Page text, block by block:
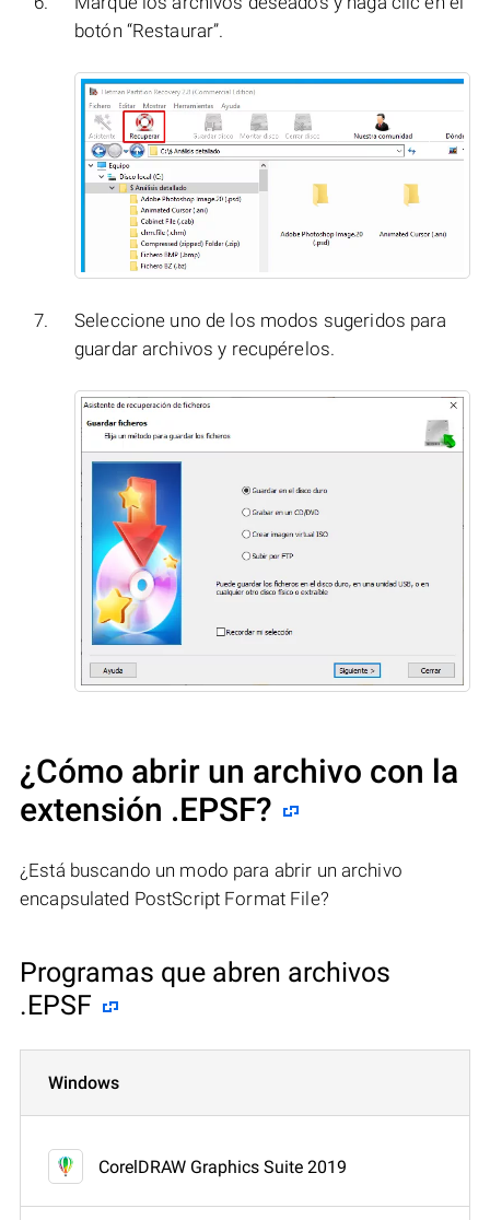
botón “Restaurar”.
Seleccione uno de los modos sugeridos para
guardar archivos y recupérelos.
¿Cómo abrir un archivo con la
extensión .EPSF?
¿Está buscando un modo para abrir un archivo
encapsulated PostScript Format File?
Programas que abren archivos
.EPSF
Windows
CorelDRAW Graphics Suite 2019